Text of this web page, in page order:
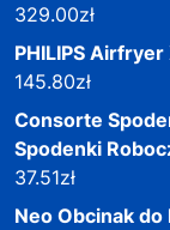
329.00zł
PHILIPS
145.80zł
Consorte
Spodenki
37.51zł
Neo Obcinak